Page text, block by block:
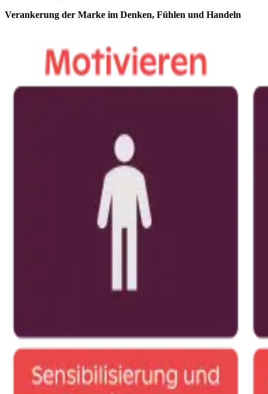
Verankerung der Marke im Denken, Fühlen und Handeln